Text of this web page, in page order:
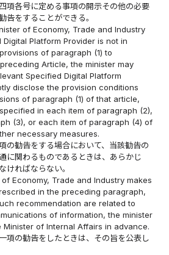
項各号に定める事項の開示その他の必要
告をすることができる。
of Economy, Trade and Industry
Platform Provider is not in
of paragraph (1) to
Article, the minister may
Specified Digital Platform
disclose the provision conditions
of paragraph (1) of that article,
in each item of paragraph (2),
(3), or each item of paragraph (4) of
necessary measures.
の勧告をする場合において、当該勧告の
に関わるものであるときは、あらかじ
ければならない。
Economy, Trade and Industry makes
in the preceding paragraph,
recommendation are related to
of information, the minister
of Internal Affairs in advance.
項の勧告をしたときは、その旨を公表し